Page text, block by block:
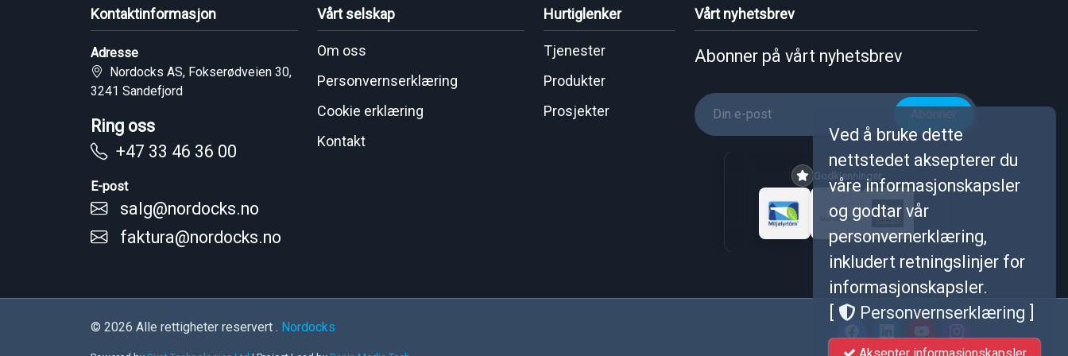
Kontaktinformasjon
Adresse
Nordocks AS, Fokserødveien 30,
3241 Sandefjord
Ring oss
+47 33 46 36 00
E-post
salg@nordocks.no
faktura@nordocks.no
Vårt selskap
Om oss
Personvernserklæring
Cookie erklæring
Kontakt
Hurtiglenker
Tjenester
Produkter
Prosjekter
Vårt nyhetsbrev
Abonner på vårt nyhetsbrev
Abonner
Godkjenninger
© 2026 Alle rettigheter reservert . Nordocks
Ved å bruke dette
nettstedet aksepterer du
våre informasjonskapsler
og godtar vår
personvernerklæring,
inkludert retningslinjer for
informasjonskapsler.
Personvernserklæring